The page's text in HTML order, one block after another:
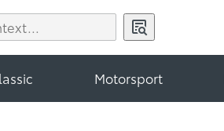
Motorsport